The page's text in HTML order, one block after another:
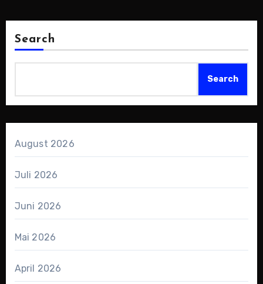
Search
Search
August 2026
Juli 2026
Juni 2026
Mai 2026
April 2026